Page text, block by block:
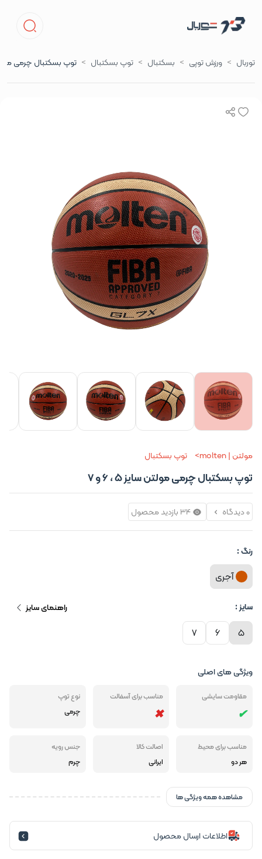
توربال ورزش توپی بسکتبال توپ بسکتبال توپ بسکتبال چرمی مولتن
مولتن | molten توپ بسکتبال
توپ بسکتبال چرمی مولتن سایز 5 ، 6 و 7
0 دیدگاه 34 بازدید محصول
رنگ :
آجری
سایز : راهنمای سایز
5
6
7
ویژگی های اصلی
مقاومت سایشی مناسب برای آسفالت
نوع توپ
چرمی
مناسب برای محیط
هر دو
اصالت کالا
ایرانی
جنس رویه
چرم
مشاهده همه ویژگی ها
اطلاعات ارسال محصول